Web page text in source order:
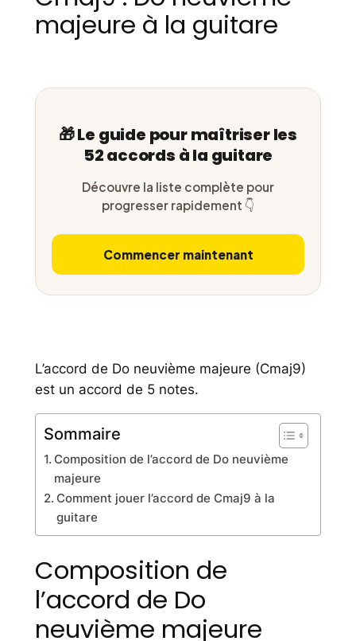
majeure à la guitare
🎁 Le guide pour maîtriser les
52 accords à la guitare
Découvre la liste complète pour
progresser rapidement 👇
Commencer maintenant
L’accord de Do neuvième majeure (Cmaj9)
est un accord de 5 notes.
Sommaire
Composition de l’accord de Do neuvième
majeure
Comment jouer l’accord de Cmaj9 à la
guitare
Composition de
l’accord de Do
neuvième majeure